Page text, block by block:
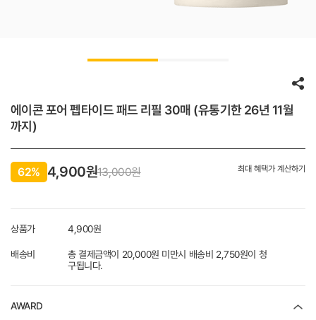
에이콘 포어 펩타이드 패드 리필 30매 (유통기한 26년 11월
까지)
최대 혜택가 계산하기
62% 4,900원13,000원
상품가 4,900원
배송비
총 결제금액이 20,000원 미만시 배송비 2,750원이 청
구됩니다.
AWARD